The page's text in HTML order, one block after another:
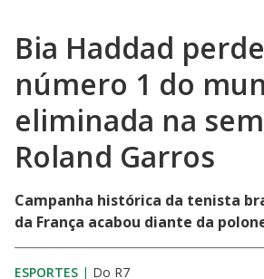
Bia Haddad
número 1 do
eliminada na
Roland Garros
Campanha histórica da tenista
da França acabou diante da
ESPORTES | Do R7